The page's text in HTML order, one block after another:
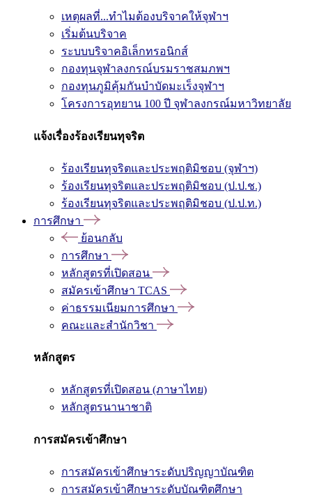
เหตุผลที่...ทำไมต้องบริจาคให้จุฬาฯ
เริ่มต้นบริจาค
ระบบบริจาคอิเล็กทรอนิกส์
กองทุนจุฬาลงกรณ์บรมราชสมภพฯ
กองทุนภูมิคุ้มกันบำบัดมะเร็งจุฬาฯ
โครงการอุทยาน 100 ปี จุฬาลงกรณ์มหาวิทยาลัย
แจ้งเรื่องร้องเรียนทุจริต
ร้องเรียนทุจริตและประพฤติมิชอบ (จุฬาฯ)
ร้องเรียนทุจริตและประพฤติมิชอบ (ป.ป.ช.)
ร้องเรียนทุจริตและประพฤติมิชอบ (ป.ป.ท.)
การศึกษา
ย้อนกลับ
การศึกษา
หลักสูตรที่เปิดสอน
สมัครเข้าศึกษา TCAS
ค่าธรรมเนียมการศึกษา
คณะและสำนักวิชา
หลักสูตร
หลักสูตรที่เปิดสอน (ภาษาไทย)
หลักสูตรนานาชาติ
การสมัครเข้าศึกษา
การสมัครเข้าศึกษาระดับปริญญาบัณฑิต
การสมัครเข้าศึกษาระดับบัณฑิตศึกษา